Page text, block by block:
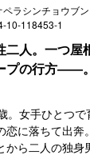
ラシンチョウブン
10-118453-1
二人。一つ屋
プの行方――
。女手ひとつで
恋に落ちて出奔
から二人の独